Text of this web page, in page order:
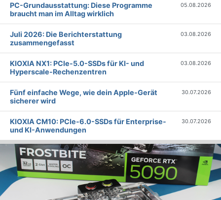
PC-Grundausstattung: Diese Programme
braucht man im Alltag wirklich
05.08.2026
Juli 2026: Die Bericht­erstattung
zusammengefasst
03.08.2026
KIOXIA NX1: PCIe-5.0-SSDs für KI- und
Hyperscale-Rechenzentren
03.08.2026
Fünf einfache Wege, wie dein Apple-Gerät
sicherer wird
30.07.2026
KIOXIA CM10: PCIe-6.0-SSDs für Enterprise-
und KI-Anwendungen
30.07.2026